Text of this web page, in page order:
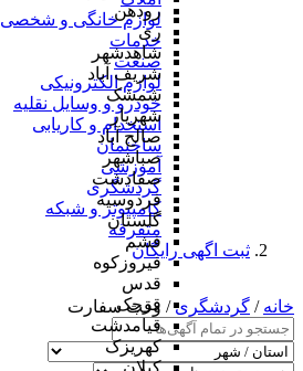
رودهن
ری
شاهدشهر
شریف آباد
شمشک
شهریار
صالح آباد
صباشهر
صفادشت
فردوسیه
گلستان
فشم
فیروزکوه
قدس
قرچک
قیامدشت
کهریزک
لوازم خانگی و شخصی
خدمات
صنعت
لوازم الکترونیکی
خودرو و وسایل نقلیه
استخدام و کاریابی
ساختمان
آموزشی
گردشگری
کامپیوتر و شبکه
متفرقه
ثبت اگهی رایگان
خانه / گردشگری/ وقت سفارت